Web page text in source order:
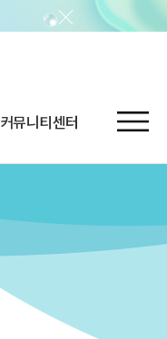
커뮤니티센터